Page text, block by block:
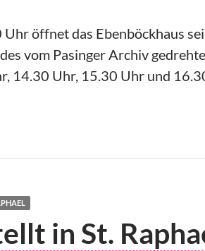
öffnet das Ebenböckhaus
vom Pasinger Archiv
14.30 Uhr, 15.30 Uhr und
in St.